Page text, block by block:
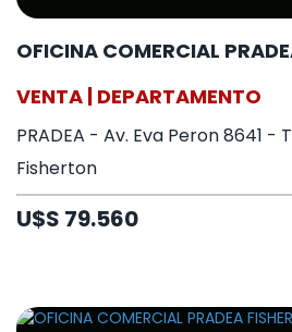
OFICINA COMERCIAL
VENTA | DEPARTAMENTO
PRADEA - Av. Eva Peron 8641 -
Fisherton
U$S 79.560